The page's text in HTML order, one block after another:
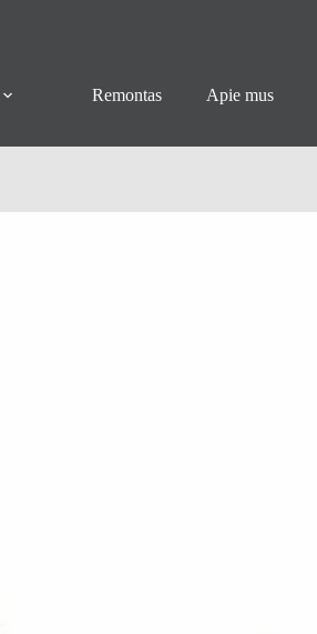
Remontas Apie mus